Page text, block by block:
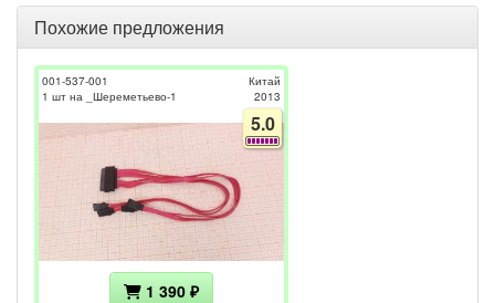
Похожие предложения
001-537-001
1 шт на _Шереметьево-1
Китай
2013
5.0
1 390 ₽